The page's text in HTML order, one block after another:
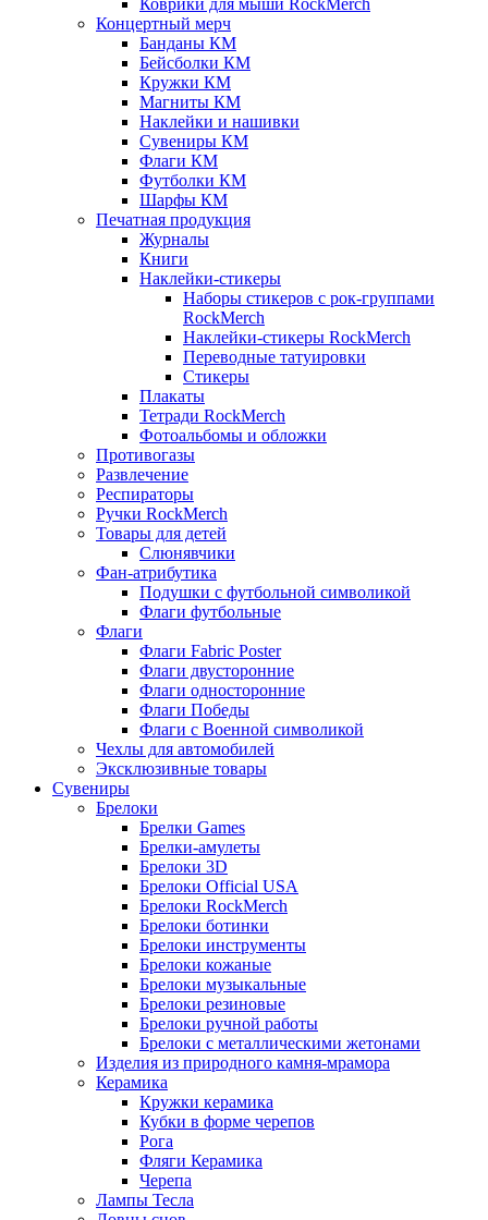
Коврики для мыши RockMerch
Концертный мерч
Банданы КМ
Бейсболки КМ
Кружки КМ
Магниты КМ
Наклейки и нашивки
Сувениры КМ
Флаги КМ
Футболки КМ
Шарфы КМ
Печатная продукция
Журналы
Книги
Наклейки-стикеры
Наборы стикеров с рок-группами
RockMerch
Наклейки-стикеры RockMerch
Переводные татуировки
Стикеры
Плакаты
Тетради RockMerch
Фотоальбомы и обложки
Противогазы
Развлечение
Респираторы
Ручки RockMerch
Товары для детей
Слюнявчики
Фан-атрибутика
Подушки с футбольной символикой
Флаги футбольные
Флаги
Флаги Fabric Poster
Флаги двусторонние
Флаги односторонние
Флаги Победы
Флаги с Военной символикой
Чехлы для автомобилей
Эксклюзивные товары
Сувениры
Брелоки
Брелки Games
Брелки-амулеты
Брелоки 3D
Брелоки Official USA
Брелоки RockMerch
Брелоки ботинки
Брелоки инструменты
Брелоки кожаные
Брелоки музыкальные
Брелоки резиновые
Брелоки ручной работы
Брелоки с металлическими жетонами
Изделия из природного камня-мрамора
Керамика
Кружки керамика
Кубки в форме черепов
Рога
Фляги Керамика
Черепа
Лампы Тесла